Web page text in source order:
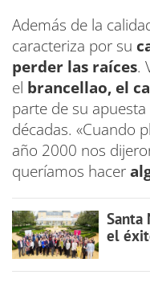
Además de la
caracteriza por su
perder las raíces.
el brancellao, el
parte de su
décadas. «Cuando
año 2000 nos
queríamos hacer
Santa
el